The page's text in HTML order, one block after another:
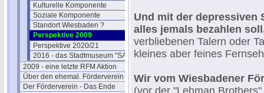
Kulturelle Komponente
Soziale Komponente
Standort Wiesbaden ?
Perspektive 2009
Perspektive 2020/21
2016 - das Stadtmuseum "SAM"
2009 - eine letzte RFM Aktion
Über den ehemal. Förderverein
Der Förderverein - Das Ende
Und mit der depressiven
alles jemals bezahlen
verbliebenen Talern oder
kleines aber feines
Wir vom Wiesbadener
(vor der "Lehman